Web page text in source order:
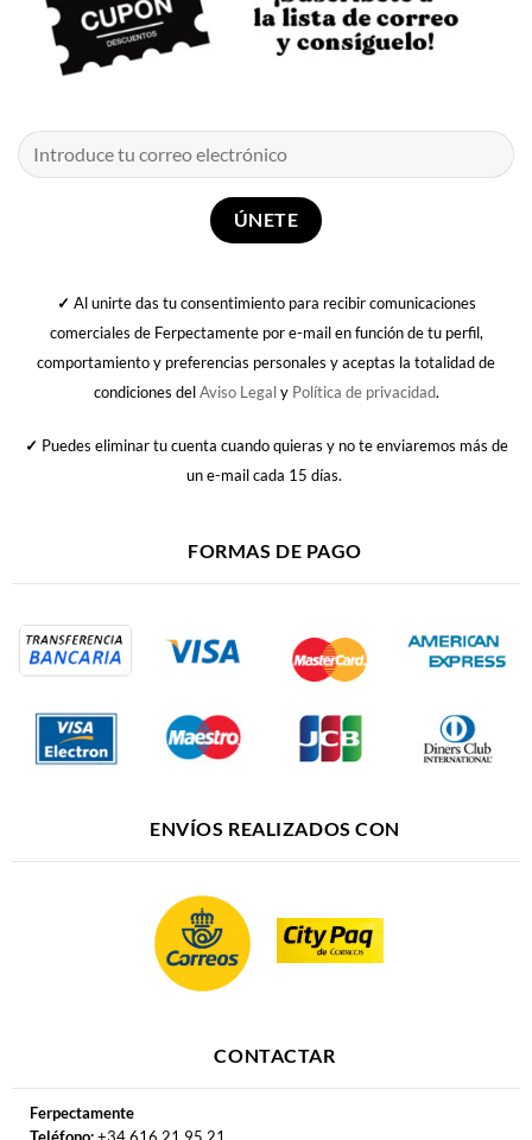
✓ Al unirte das tu consentimiento para recibir comunicaciones
comerciales de Ferpectamente por e-mail en función de tu perfil,
comportamiento y preferencias personales y aceptas la totalidad de
condiciones delAviso Legaly Política de privacidad.
✓ Puedes eliminar tu cuenta cuando quieras y no te enviaremos más de
un e-mail cada 15 días.
FORMAS DE PAGO
ENVÍOS REALIZADOS CON
CONTACTAR
Ferpectamente